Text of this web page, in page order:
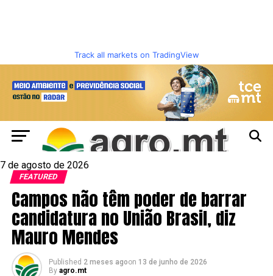
Track all markets on TradingView
7 de agosto de 2026
FEATURED
Campos não têm poder de barrar
candidatura no União Brasil, diz
Mauro Mendes
Published 2 meses agoon 13 de junho de 2026
By agro.mt